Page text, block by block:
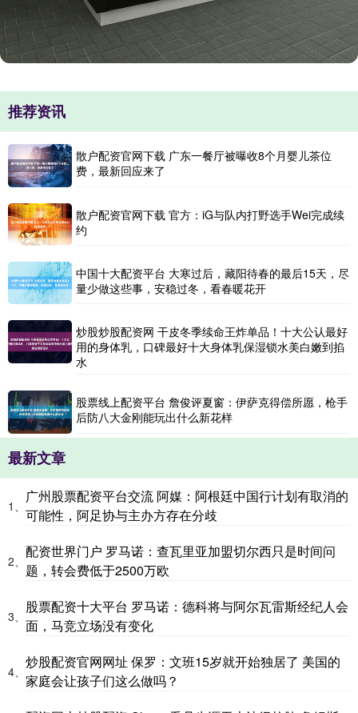
推荐资讯
散户配资官网下载 广东一餐厅被曝收8个月婴儿茶位
费，最新回应来了
散户配资官网下载 官方：iG与队内打野选手Wei完成续
约
中国十大配资平台 大寒过后，藏阳待春的最后15天，尽
量少做这些事，安稳过冬，看春暖花开
炒股炒股配资网 干皮冬季续命王炸单品！十大公认最好
用的身体乳，口碑最好十大身体乳保湿锁水美白嫩到掐
水
股票线上配资平台 詹俊评夏窗：伊萨克得偿所愿，枪手
后防八大金刚能玩出什么新花样
最新文章
1、
广州股票配资平台交流 阿媒：阿根廷中国行计划有取消的
可能性，阿足协与主办方存在分歧
2、
配资世界门户 罗马诺：查瓦里亚加盟切尔西只是时间问
题，转会费低于2500万欧
3、
股票配资十大平台 罗马诺：德科将与阿尔瓦雷斯经纪人会
面，马竞立场没有变化
4、
炒股配资官网网址 保罗：文班15岁就开始独居了 美国的
家庭会让孩子们这么做吗？